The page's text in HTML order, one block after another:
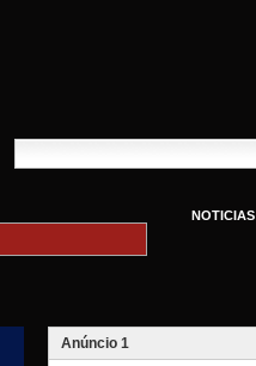
NOTICIAS
Anúncio 1